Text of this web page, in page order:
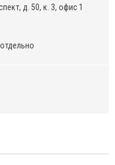
д. 50, к. 3, офис 1